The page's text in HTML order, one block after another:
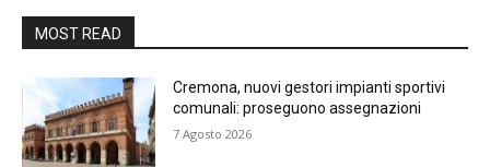
MOST READ
Cremona, nuovi gestori impianti sportivi
comunali: proseguono assegnazioni
7 Agosto 2026